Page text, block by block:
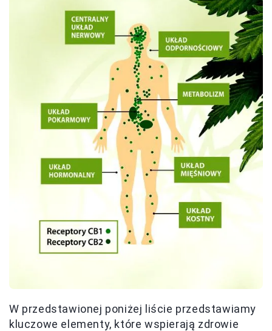
W przedstawionej poniżej liście przedstawiamy
kluczowe elementy, które wspierają zdrowie